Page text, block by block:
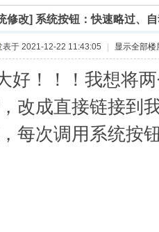
›
修改] 系统按钮：快速略过、
表于 2021-12-22 11:43:05 显示全部楼
好！！！我想将
改成直接链接到
每次调用系统按